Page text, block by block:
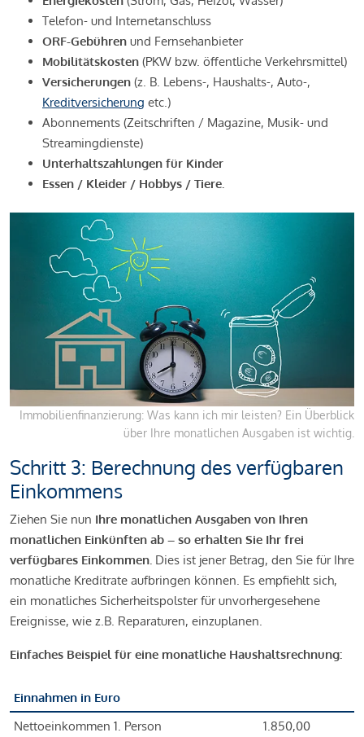
Telefon- und Internetanschluss
ORF-Gebühren und Fernsehanbieter
Mobilitätskosten (PKW bzw. öffentliche Verkehrsmittel)
Versicherungen (z. B. Lebens-, Haushalts-, Auto-,
Kreditversicherung etc.)
Abonnements (Zeitschriften / Magazine, Musik- und
Streamingdienste)
Unterhaltszahlungen für Kinder
Essen / Kleider / Hobbys / Tiere.
Immobilienfinanzierung: Was kann ich mir leisten? Ein Überblick
über Ihre monatlichen Ausgaben ist wichtig.
Schritt 3: Berechnung des verfügbaren
Einkommens
Ziehen Sie nun Ihre monatlichen Ausgaben von Ihren
monatlichen Einkünften ab – so erhalten Sie Ihr frei
verfügbares Einkommen. Dies ist jener Betrag, den Sie für Ihre
monatliche Kreditrate aufbringen können. Es empfiehlt sich,
ein monatliches Sicherheitspolster für unvorhergesehene
Ereignisse, wie z.B. Reparaturen, einzuplanen.
Einfaches Beispiel für eine monatliche Haushaltsrechnung:
Einnahmen in Euro
Nettoeinkommen 1. Person
1.850,00